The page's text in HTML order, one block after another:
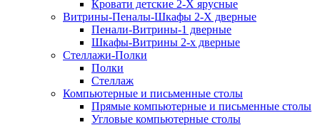
Кровати детские 2-Х ярусные
Витрины-Пеналы-Шкафы 2-Х дверные
Пенали-Витрины-1 дверные
Шкафы-Витрины 2-х дверные
Стеллажи-Полки
Полки
Стеллаж
Компьютерные и письменные столы
Прямые компьютерные и письменные столы
Угловые компьютерные столы